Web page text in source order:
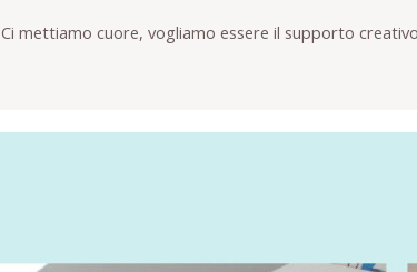
Ci mettiamo cuore, vogliamo essere il supporto